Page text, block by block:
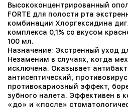
Высококонцентрированный
FORTE для полости рта
комбинации Хлоргексидина
комплекса 0,1% со вкусом
100 мл.
Назначение: Экстренный уход
Незаменим в случаях, когда
исключена. Оказывает
антисептический,
противокариозный эффект,
зубного налета. Эффективен в
«до» и «после»